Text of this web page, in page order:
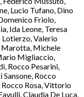
Lucio Tufano, Dino
Friolo,
Ida Leone, Teresa
Valerio
Marotta, Michele
Migliaccio,
Rocco Pesarini,
Rocco
Rosa, Vittorio
Claudia De Luca,